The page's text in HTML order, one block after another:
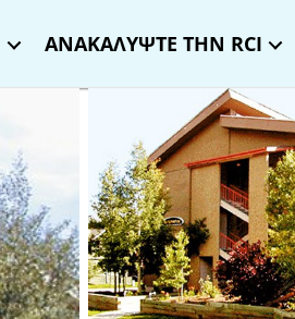
ΑΝΑΚΑΛΥΨΤΕ ΤΗΝ RCI